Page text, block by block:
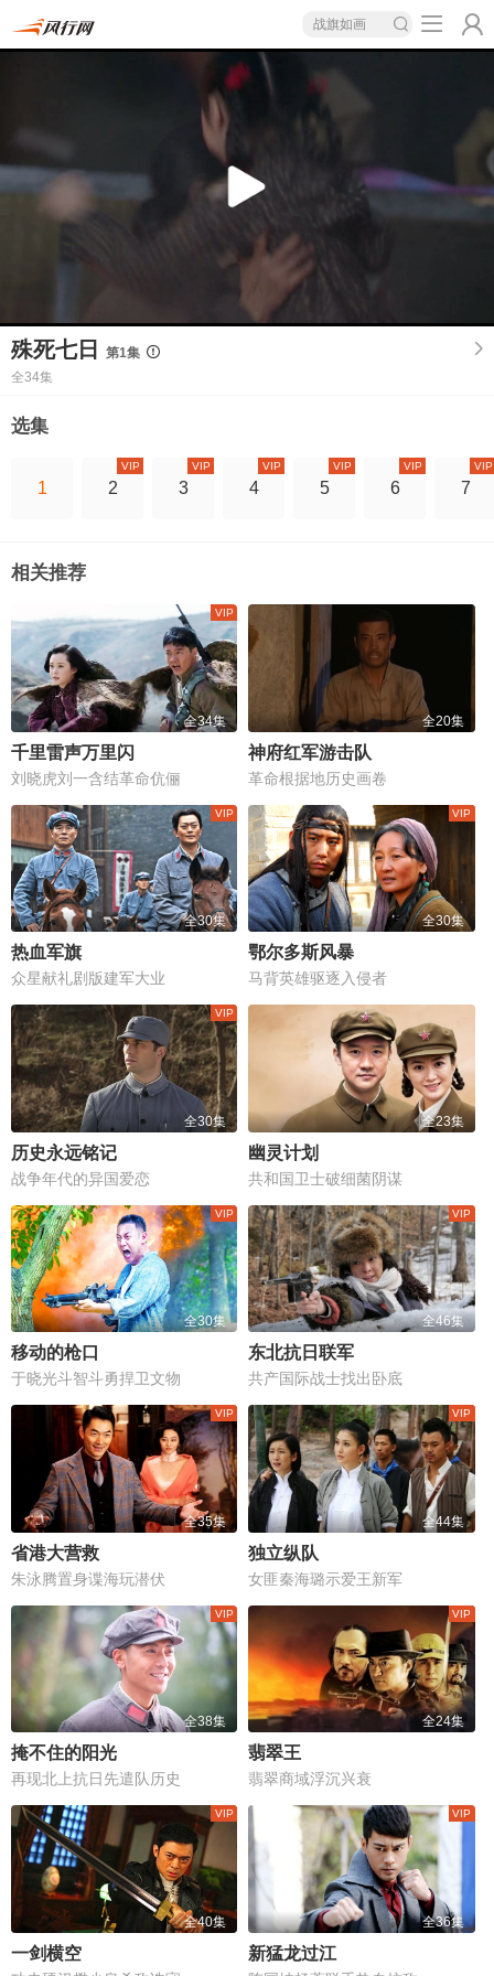
战旗如画
殊死七日
第1集
全34集
选集
1 2
VIP
3
VIP
4
VIP
5
VIP
6
VIP
7
VIP
相关推荐
全34集
千里雷声万里闪
刘晓虎刘一含结革命伉俪
全20集
神府红军游击队
革命根据地历史画卷
全30集
热血军旗
众星献礼剧版建军大业
全30集
鄂尔多斯风暴
马背英雄驱逐入侵者
全30集
历史永远铭记
战争年代的异国爱恋
全23集
幽灵计划
共和国卫士破细菌阴谋
全30集
移动的枪口
于晓光斗智斗勇捍卫文物
全46集
东北抗日联军
共产国际战士找出卧底
全35集
省港大营救
朱泳腾置身谍海玩潜伏
全44集
独立纵队
女匪秦海璐示爱王新军
全38集
掩不住的阳光
再现北上抗日先遣队历史
全24集
翡翠王
翡翠商域浮沉兴衰
全40集
一剑横空
全36集
新猛龙过江